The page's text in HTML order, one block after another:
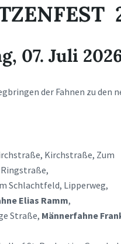
07. Juli
der Fahnen zu den
Kirchstraße, Zum
Schlachtfeld, Lipperweg,
Elias Ramm,
Straße, Männerfahne